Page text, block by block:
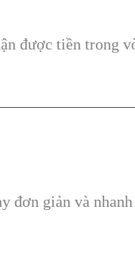
được tiền trong
giản và